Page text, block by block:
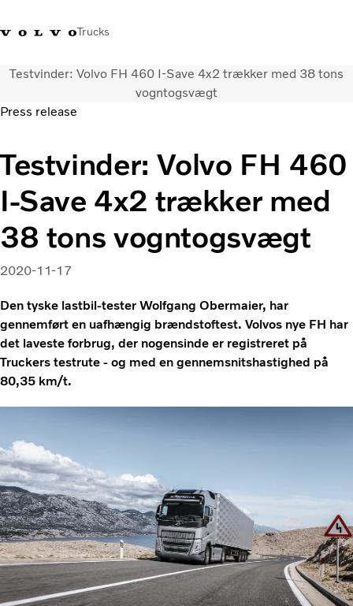
Trucks
+45 44 54 66 00Volvo Trucks Merchandise Log indDanmark
Lastbiler
Serviceydelser
Forhandlersøgning
Nyheder
Om os
Kontakt os
Testvinder: Volvo FH 460 I-Save 4x2 trækker med 38 tons
vogntogsvægt
Press release
Testvinder: Volvo FH 460
I-Save 4x2 trækker med
38 tons vogntogsvægt
2020-11-17
Den tyske lastbil-tester Wolfgang Obermaier, har
gennemført en uafhængig brændstoftest. Volvos nye FH har
det laveste forbrug, der nogensinde er registreret på
Truckers testrute - og med en gennemsnitshastighed på
80,35 km/t.